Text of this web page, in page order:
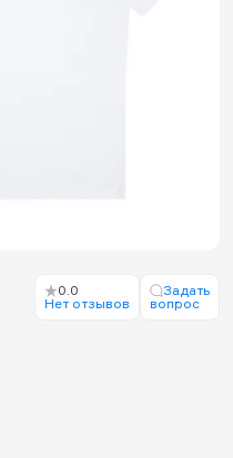
0.0
Нет отзывов
Задать
вопрос